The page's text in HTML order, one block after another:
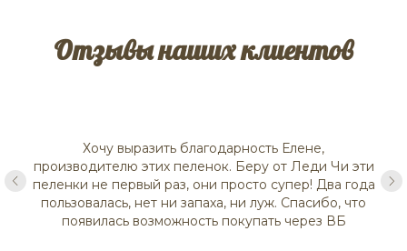
Отзывы наших клиентов
Хочу выразить благодарность Елене,
производителю этих пеленок. Беру от Леди Чи эти
пеленки не первый раз, они просто супер! Два года
пользовалась, нет ни запаха, ни луж. Спасибо, что
появилась возможность покупать через ВБ